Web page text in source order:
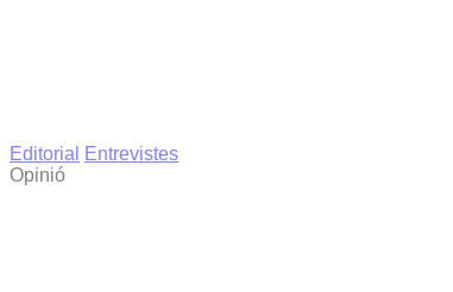
Editorial
Entrevistes
Opinió